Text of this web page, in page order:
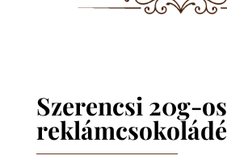
Szerencsi 20g-os
reklámcsokoládé